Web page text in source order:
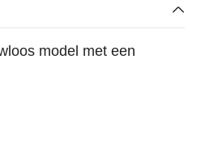
model met een